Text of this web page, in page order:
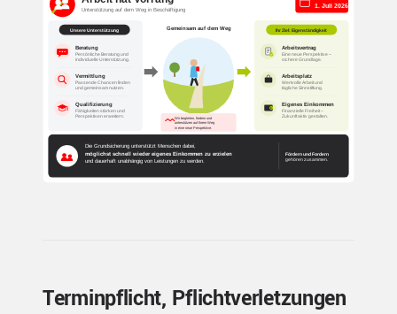
Terminpflicht, Pflichtverletzungen